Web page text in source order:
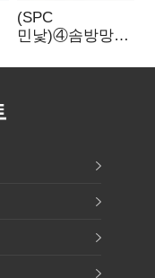
(SPC
민낯)④솜방망이
식품위생법 위반